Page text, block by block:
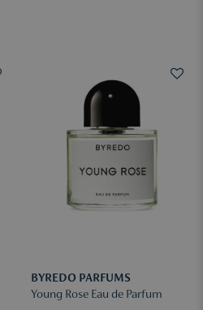
BYREDO PARFUMS
Young Rose Eau de Parfum